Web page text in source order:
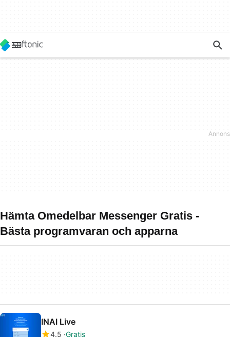
Hämta Omedelbar Messenger Gratis -
Bästa programvaran och apparna
INAI Live
4.5 Gratis